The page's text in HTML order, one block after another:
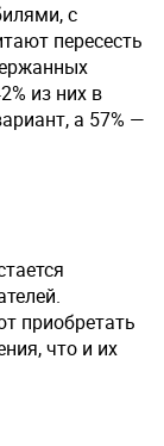
с
пересесть
из них в
а 57% —
приобретать
что и их